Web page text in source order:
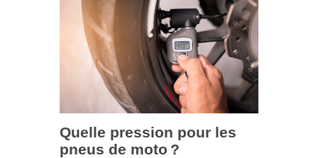
Quelle pression pour les
pneus de moto ?